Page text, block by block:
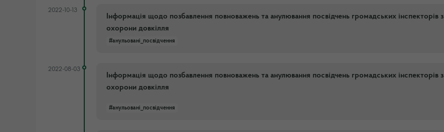
2022-10-13
Інформація щодо позбавлення повноважень та анулювання посвідчень громадських інспекторів з
охорони довкілля
#анульовані_посвідчення
2022-08-03
Інформація щодо позбавлення повноважень та анулювання посвідчень громадських інспекторів з
охорони довкілля
#анульовані_посвідчення